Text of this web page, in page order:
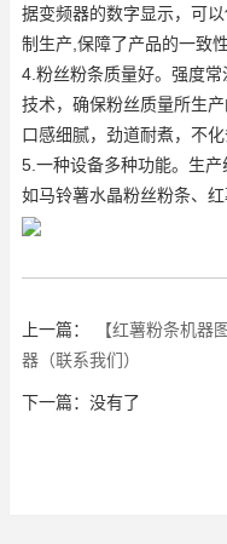
据变频器的数字显示，可
制生产,保障了产品的一致
4.粉丝粉条质量好。强度
技术，确保粉丝质量所生
口感细腻，劲道耐煮，不化
5.一种设备多种功能。生产
如马铃薯水晶粉丝粉条、
上一篇：
【红薯粉条机器
器（联系我们）
下一篇：没有了